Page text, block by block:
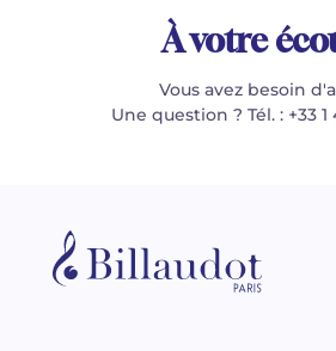
À votre
Vous avez besoin
Une question ? Tél. : +33 1